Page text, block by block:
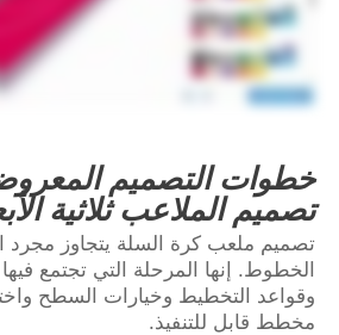
خطوات التصميم
تصميم الملاعب ثلاثية
تصميم ملعب كرة السلة يتجاوز مجرد
الخطوط. إنها المرحلة التي تجتمع
وقواعد التخطيط وخيارات السطح
مخطط قابل للتنفيذ.